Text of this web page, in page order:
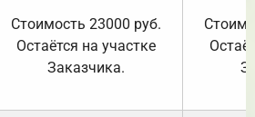
Стоимость 23000 руб.
Остаётся на участке
Заказчика.